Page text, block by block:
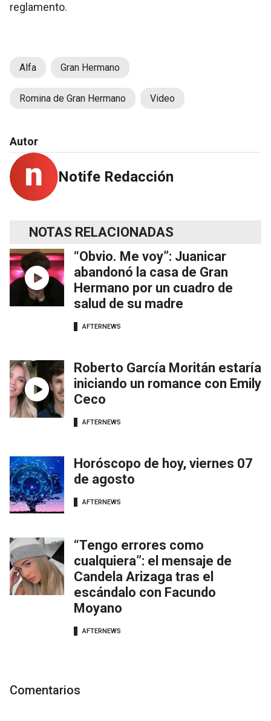
reglamento.
Alfa Gran Hermano
Romina de Gran Hermano Video
Autor
Notife Redacción
NOTAS RELACIONADAS
“Obvio. Me voy”: Juanicar
abandonó la casa de Gran
Hermano por un cuadro de
salud de su madre
AFTERNEWS
Roberto García Moritán estaría
iniciando un romance con Emily
Ceco
AFTERNEWS
Horóscopo de hoy, viernes 07
de agosto
AFTERNEWS
“Tengo errores como
cualquiera”: el mensaje de
Candela Arizaga tras el
escándalo con Facundo
Moyano
AFTERNEWS
Comentarios